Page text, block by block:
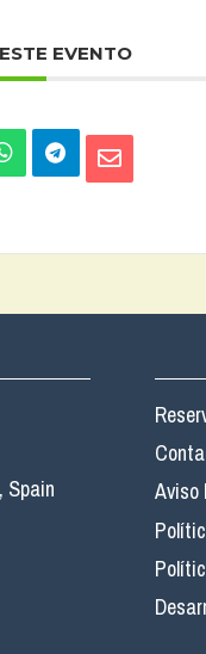
EVENTO
Spain
Aviso